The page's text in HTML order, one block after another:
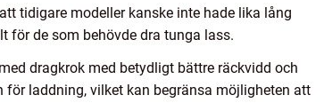
tidigare modeller kanske inte hade lika lång
för de som behövde dra tunga lass.
dragkrok med betydligt bättre räckvidd och
laddning, vilket kan begränsa möjligheten att